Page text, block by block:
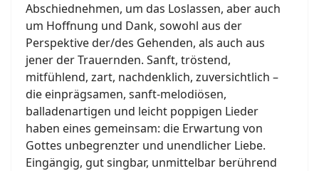
Abschiednehmen, um das Loslassen, aber auch
um Hoffnung und Dank, sowohl aus der
Perspektive der/des Gehenden, als auch aus
jener der Trauernden. Sanft, tröstend,
mitfühlend, zart, nachdenklich, zuversichtlich –
die einprägsamen, sanft-melodiösen,
balladenartigen und leicht poppigen Lieder
haben eines gemeinsam: die Erwartung von
Gottes unbegrenzter und unendlicher Liebe.
Eingängig, gut singbar, unmittelbar berührend